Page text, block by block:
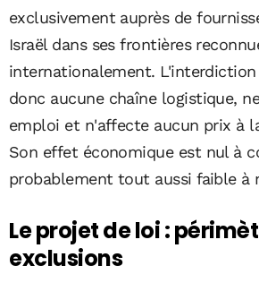
exclusivement auprès de
Israël dans ses frontières
internationalement. L'interdiction
donc aucune chaîne logistique,
emploi et n'affecte aucun prix à
Son effet économique est nul à
probablement tout aussi faible à
Le projet de loi :
exclusions